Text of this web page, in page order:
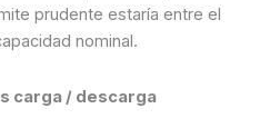
prudente estaría entre el
nominal.
carga / descarga